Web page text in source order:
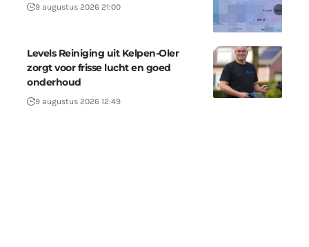
9 augustus 2026 21:00
Levels Reiniging uit Kelpen-Oler
zorgt voor frisse lucht en goed
onderhoud
9 augustus 2026 12:49